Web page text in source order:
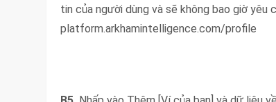
tin của người dùng và sẽ không bao giờ yêu
platform.arkhamintelligence.com/profile